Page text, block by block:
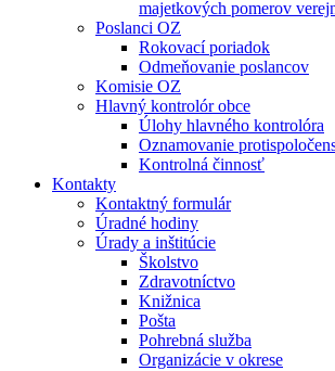
majetkových pomerov
Poslanci OZ
Rokovací poriadok
Odmeňovanie poslancov
Komisie OZ
Hlavný kontrolór obce
Úlohy hlavného kontrolóra
Oznamovanie
Kontrolná činnosť
Kontakty
Kontaktný formulár
Úradné hodiny
Úrady a inštitúcie
Školstvo
Zdravotníctvo
Knižnica
Pošta
Pohrebná služba
Organizácie v okrese